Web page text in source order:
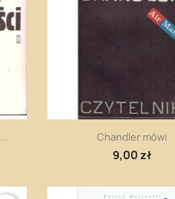
Szybki podgląd
Chandler mówi
9,00 zł